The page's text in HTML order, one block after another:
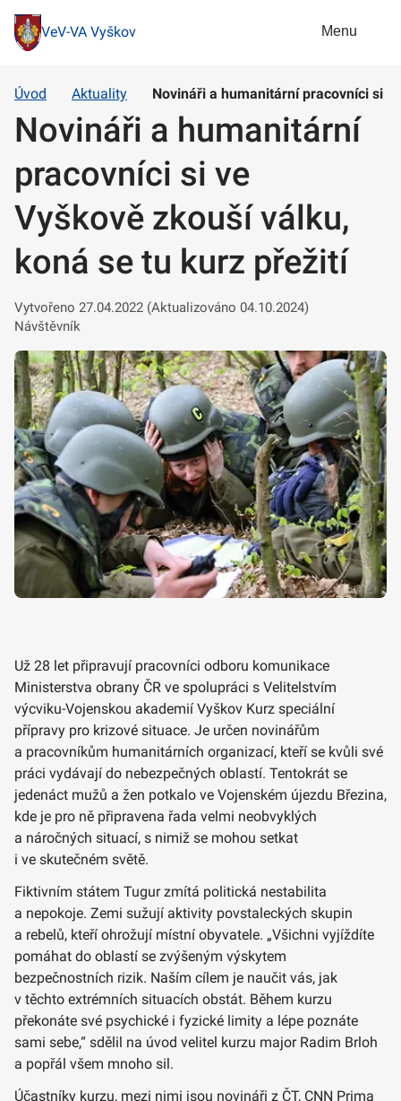
VeV-VA Vyškov Menu
Úvod Aktuality Novináři a humanitární pracovníci si
Novináři a humanitární
pracovníci si ve
Vyškově zkouší válku,
koná se tu kurz přežití
Vytvořeno 27.04.2022 (Aktualizováno 04.10.2024)
Návštěvník
Už 28 let připravují pracovníci odboru komunikace
Ministerstva obrany ČR ve spolupráci s Velitelstvím
výcviku-Vojenskou akademií Vyškov Kurz speciální
přípravy pro krizové situace. Je určen novinářům
a pracovníkům humanitárních organizací, kteří se kvůli své
práci vydávají do nebezpečných oblastí. Tentokrát se
jedenáct mužů a žen potkalo ve Vojenském újezdu Březina,
kde je pro ně připravena řada velmi neobvyklých
a náročných situací, s nimiž se mohou setkat
i ve skutečném světě.
Fiktivním státem Tugur zmítá politická nestabilita
a nepokoje. Zemi sužují aktivity povstaleckých skupin
a rebelů, kteří ohrožují místní obyvatele. „Všichni vyjíždíte
pomáhat do oblastí se zvýšeným výskytem
bezpečnostních rizik. Naším cílem je naučit vás, jak
v těchto extrémních situacích obstát. Během kurzu
překonáte své psychické i fyzické limity a lépe poznáte
sami sebe,“ sdělil na úvod velitel kurzu major Radim Brloh
a popřál všem mnoho sil.
Účastníky kurzu, mezi nimi jsou novináři z ČT, CNN Prima